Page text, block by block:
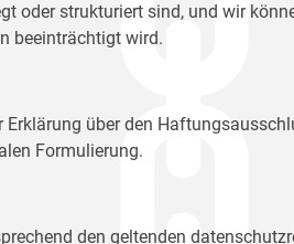
oder strukturiert sind, und wir
beeinträchtigt wird.
über den
Formulierung.
den geltenden